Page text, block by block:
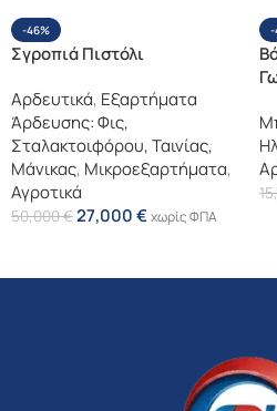
-46%
Σγροπιά Πιστόλι
Αρδευτικά, Εξαρτήματα
Άρδευσης: Φις,
Σταλακτοιφόρου, Ταινίας,
Μάνικας, Μικροεξαρτήματα,
Αγροτικά
50,000€27,000€χωρίς ΦΠΑ
-